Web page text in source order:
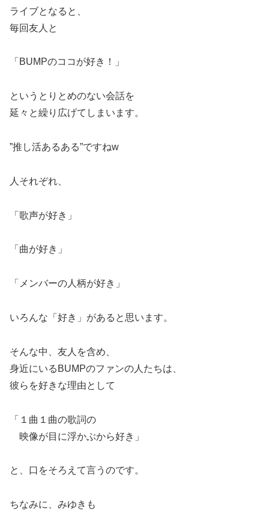
ライブとなると、
毎回友人と
「BUMPのココが好き！」
というとりとめのない会話を
延々と繰り広げてしまいます。
”推し活あるある”ですねw
人それぞれ、
「歌声が好き」
「曲が好き」
「メンバーの人柄が好き」
いろんな「好き」があると思います。
そんな中、友人を含め、
身近にいるBUMPのファンの人たちは、
彼らを好きな理由として
「１曲１曲の歌詞の
映像が目に浮かぶから好き」
と、口をそろえて言うのです。
ちなみに、みゆきも